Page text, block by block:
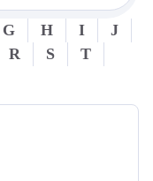
G H I
J
R S
T